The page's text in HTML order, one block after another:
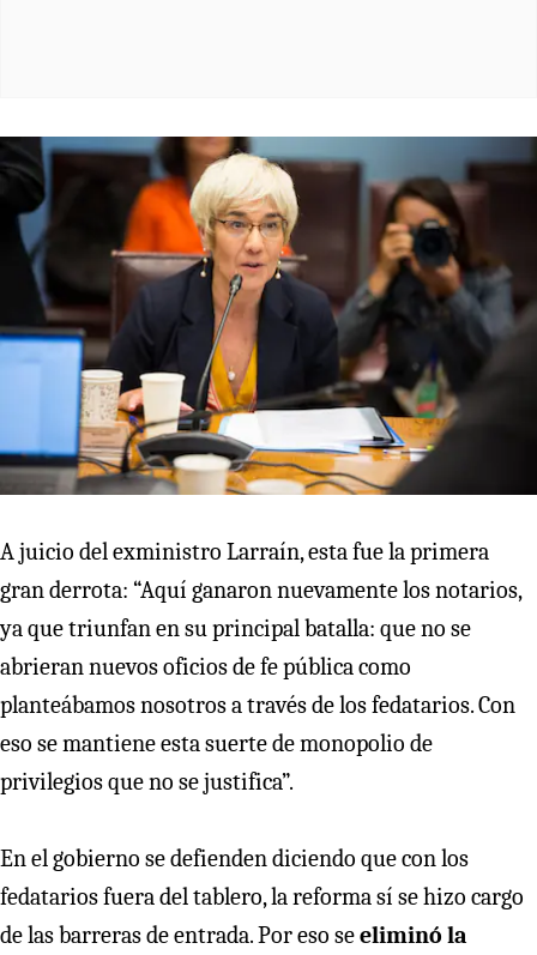
A juicio del exministro Larraín, esta fue la primera
gran derrota: “Aquí ganaron nuevamente los notarios,
ya que triunfan en su principal batalla: que no se
abrieran nuevos oficios de fe pública como
planteábamos nosotros a través de los fedatarios. Con
eso se mantiene esta suerte de monopolio de
privilegios que no se justifica”.
En el gobierno se defienden diciendo que con los
fedatarios fuera del tablero, la reforma sí se hizo cargo
de las barreras de entrada. Por eso seeliminó la